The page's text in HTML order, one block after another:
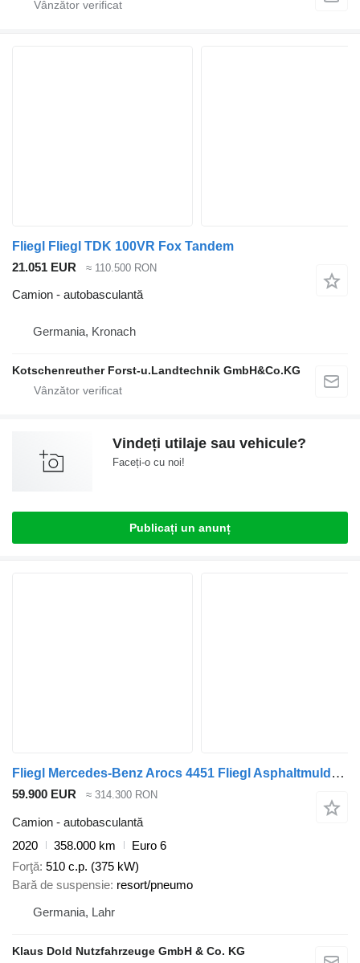
Fliegl Fliegl TDK 100VR Fox Tandem
21.051 EUR
≈ 110.500 RON
Camion - autobasculantă
Germania, Kronach
Kotschenreuther Forst-u.Landtechnik GmbH&Co.KG
Vindeți utilaje sau vehicule?
Faceți-o cu noi!
Publicați un anunț
Fliegl Mercedes-Benz Arocs 4451 Fliegl Asphaltmulde mit Schubboden
59.900 EUR ≈ 314.300 RON
Camion - autobasculantă
2020
358.000 km
Euro 6
Forţă 510 c.p. (375 kW)
Bară de suspensie resort/pneumo
Germania, Lahr
Klaus Dold Nutzfahrzeuge GmbH & Co. KG